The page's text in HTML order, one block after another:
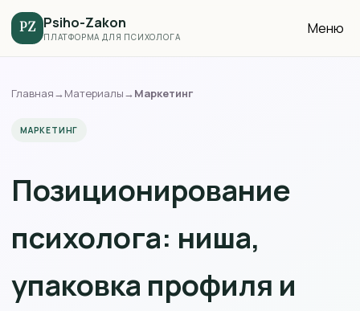
PZ Psiho-Zakon
ПЛАТФОРМА ДЛЯ ПСИХОЛОГА Меню
Главная→Материалы→Маркетинг
МАРКЕТИНГ
Позиционирование
психолога: ниша,
упаковка профиля и